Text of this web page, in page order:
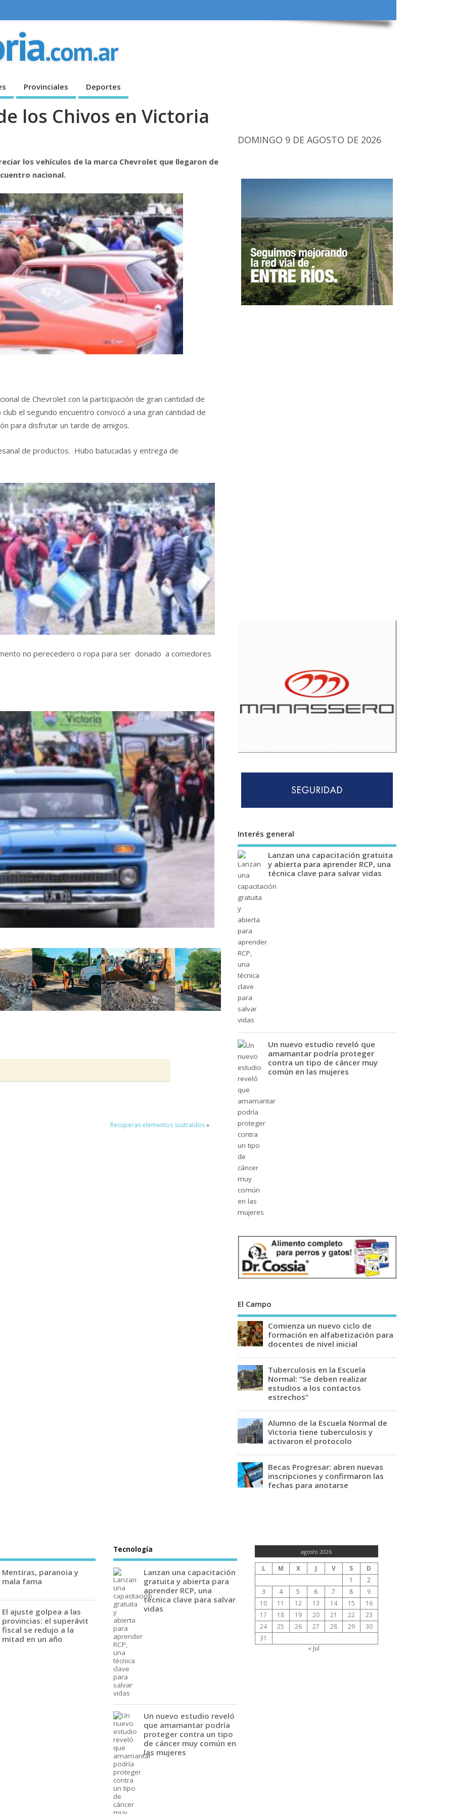
Provinciales Deportes
los Chivos en Victoria
los vehículos de la marca Chevrolet que llegaron de
nacional.
de Chevrolet con la participación de gran cantidad de
el segundo encuentro convocó a una gran cantidad de
para disfrutar un tarde de amigos.
de productos. Hubo batucadas y entrega de
no perecedero o ropa para ser donado a comedores
Recuperan elementos sustraídos»
DOMINGO 9 DE AGOSTO DE 2026
Interés general
Lanzan una capacitación gratuita
y abierta para aprender RCP, una
técnica clave para salvar vidas
Un nuevo estudio reveló que
amamantar podría proteger
contra un tipo de cáncer muy
común en las mujeres
El Campo
Comienza un nuevo ciclo de
formación en alfabetización para
docentes de nivel inicial
Tuberculosis en la Escuela
Normal: “Se deben realizar
estudios a los contactos
estrechos”
Alumno de la Escuela Normal de
Victoria tiene tuberculosis y
activaron el protocolo
Becas Progresar: abren nuevas
inscripciones y confirmaron las
fechas para anotarse
Mentiras, paranoia y
mala fama
El ajuste golpea a las
provincias: el superávit
fiscal se redujo a la
mitad en un año
Tecnología
Lanzan una capacitación
gratuita y abierta para
aprender RCP, una
técnica clave para salvar
vidas
Un nuevo estudio reveló
que amamantar podría
proteger contra un tipo
de cáncer muy común en
las mujeres
agosto 2026
L M X J V S
D
1
2
3
4 5 6 7 8
9
10
11 12 13 14 15
16
17
18 19 20 21 22
23
24
25 26 27 28 29
30
31
« Jul